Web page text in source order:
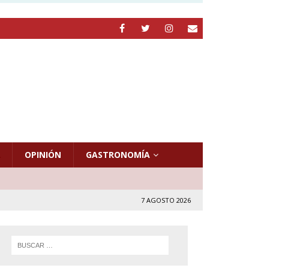
OPINIÓN GASTRONOMÍA
7 AGOSTO 2026